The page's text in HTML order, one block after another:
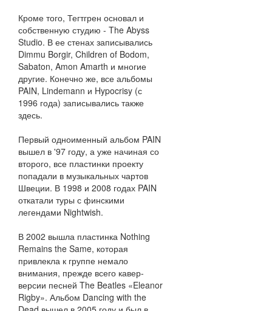
Кроме того, Тегтгрен основал и
собственную студию - The Abyss
Studio. В ее стенах записывались
Dimmu Borgir, Children of Bodom,
Sabaton, Amon Amarth и многие
другие. Конечно же, все альбомы
PAIN, Lindemann и Hypocrisy (с
1996 года) записывались также
здесь.
Первый одноименный альбом PAIN
вышел в '97 году, а уже начиная со
второго, все пластинки проекту
попадали в музыкальных чартов
Швеции. В 1998 и 2008 годах PAIN
откатали туры с финскими
легендами Nightwish.
В 2002 вышла пластинка Nothing
Remains the Same, которая
привлекла к группе немало
внимания, прежде всего кавер-
версии песней The Beatles «Eleanor
Rigby». Альбом Dancing with the